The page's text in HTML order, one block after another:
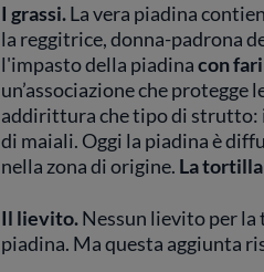
I grassi.La vera piadina
la reggitrice, donna-padrona
l'impasto della piadinacon
un’associazione che
addirittura che tipo di strutto:
di maiali. Oggi la piadina è
nella zona di origine. La tortilla
Il lievito.Nessun lievito per
piadina. Ma questa aggiunta